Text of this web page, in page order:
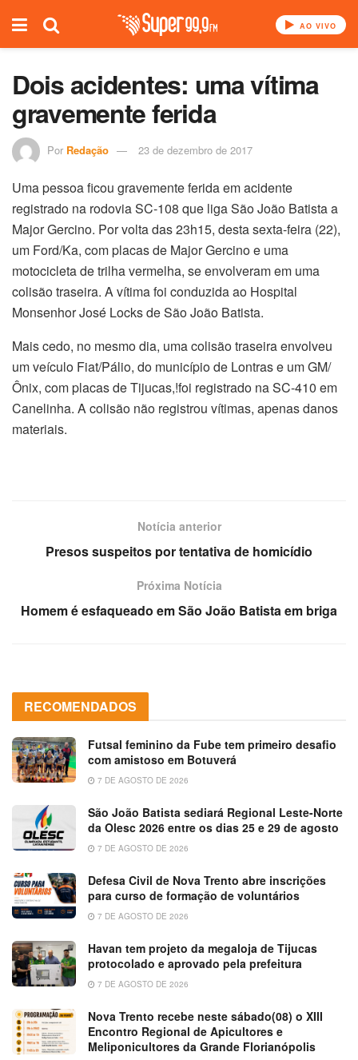
AO VIVO
Dois acidentes: uma vítima
gravemente ferida
Por Redação 23 de dezembro de 2017
Uma pessoa ficou gravemente ferida em acidente
registrado na rodovia SC-108 que liga São João Batista a
Major Gercino. Por volta das 23h15, desta sexta-feira (22),
um Ford/Ka, com placas de Major Gercino e uma
motocicleta de trilha vermelha, se envolveram em uma
colisão traseira. A vítima foi conduzida ao Hospital
Monsenhor José Locks de São João Batista.
Mais cedo, no mesmo dia, uma colisão traseira envolveu
um veículo Fiat/Pálio, do município de Lontras e um GM/
Ônix, com placas de Tijucas,!foi registrado na SC-410 em
Canelinha. A colisão não registrou vítimas, apenas danos
materiais.
Notícia anterior
Presos suspeitos por tentativa de homicídio
Próxima Notícia
Homem é esfaqueado em São João Batista em briga
RECOMENDADOS
Futsal feminino da Fube tem primeiro desafio
com amistoso em Botuverá
7 DE AGOSTO DE 2026
São João Batista sediará Regional Leste-Norte
da Olesc 2026 entre os dias 25 e 29 de agosto
7 DE AGOSTO DE 2026
Defesa Civil de Nova Trento abre inscrições
para curso de formação de voluntários
7 DE AGOSTO DE 2026
Havan tem projeto da megaloja de Tijucas
protocolado e aprovado pela prefeitura
7 DE AGOSTO DE 2026
Nova Trento recebe neste sábado(08) o XIII
Encontro Regional de Apicultores e
Meliponicultores da Grande Florianópolis